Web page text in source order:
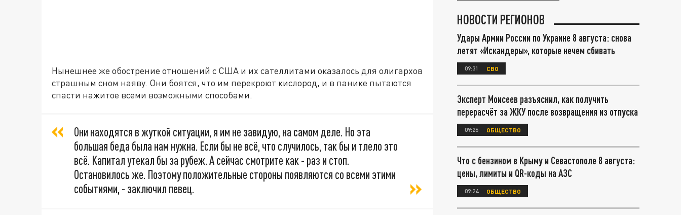
Нынешнее же обострение отношений с США и их сателлитами оказалось для олигархов
страшным сном наяву. Они боятся, что им перекроют кислород, и в панике пытаются
спасти нажитое всеми возможными способами.
Они находятся в жуткой ситуации, я им не завидую, на самом деле. Но эта
большая беда была нам нужна. Если бы не всё, что случилось, так бы и тлело это
всё. Капитал утекал бы за рубеж. А сейчас смотрите как - раз и стоп.
Остановилось же. Поэтому положительные стороны появляются со всеми этими
событиями, - заключил певец.
НОВОСТИ РЕГИОНОВ
Удары Армии России по Украине 8 августа: снова
летят «Искандеры», которые нечем сбивать
09:31 СВО
Эксперт Моисеев разъяснил, как получить
перерасчёт за ЖКУ после возвращения из отпуска
09:26 ОБЩЕСТВО
Что с бензином в Крыму и Севастополе 8 августа:
цены, лимиты и QR-коды на АЗС
09:24 ОБЩЕСТВО